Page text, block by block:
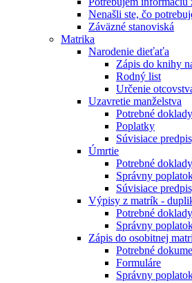
Nenašli ste, čo
Záväzné stanoviská
Matrika
Narodenie dieťaťa
Zápis do knihy
Rodný list
Určenie
Uzavretie manželstva
Potrebné
Poplatky
Súvisiace
Úmrtie
Potrebné
Správny
Súvisiace
Výpisy z matrík -
Potrebné
Správny
Zápis do osobitnej
Potrebné
Formuláre
Správny